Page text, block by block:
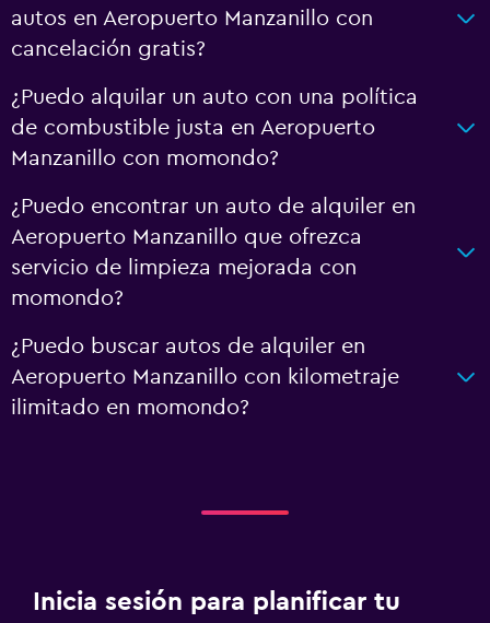
autos en Aeropuerto Manzanillo con
cancelación gratis?
¿Puedo alquilar un auto con una política
de combustible justa en Aeropuerto
Manzanillo con momondo?
¿Puedo encontrar un auto de alquiler en
Aeropuerto Manzanillo que ofrezca
servicio de limpieza mejorada con
momondo?
¿Puedo buscar autos de alquiler en
Aeropuerto Manzanillo con kilometraje
ilimitado en momondo?
Inicia sesión para planificar tu